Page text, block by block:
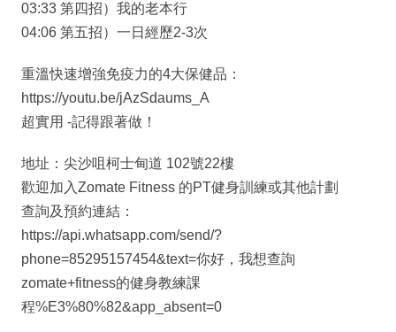
03:33 第四招）我的老本行
04:06 第五招）一日經歷2-3次
重溫快速增強免疫力的4大保健品：
https://youtu.be/jAzSdaums_A
超實用 -記得跟著做！
地址：尖沙咀柯士甸道 102號22樓
歡迎加入Zomate Fitness 的PT健身訓練或其他計劃
查詢及預約連結：
https://api.whatsapp.com/send/?
phone=85295157454&text=你好，我想查詢
zomate+fitness的健身教練課
程%E3%80%82&app_absent=0